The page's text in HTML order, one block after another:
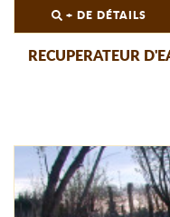
+ DE DÉTAILS
RECUPERATEUR